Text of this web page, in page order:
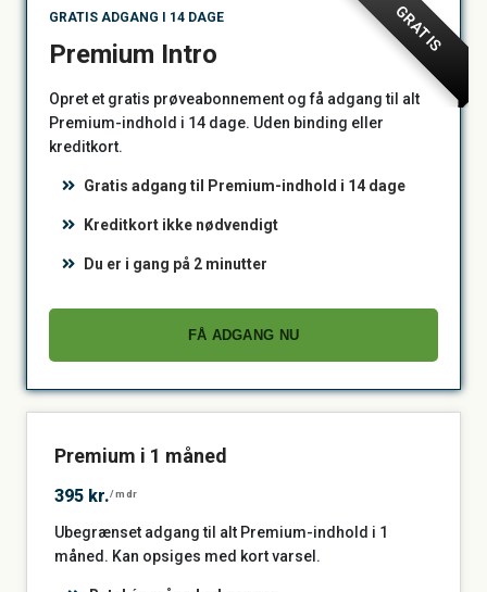
GRATIS
GRATIS ADGANG I 14 DAGE
Premium Intro
Opret et gratis prøveabonnement og få adgang til alt
Premium-indhold i 14 dage. Uden binding eller
kreditkort.
Gratis adgang til Premium-indhold i 14 dage
Kreditkort ikke nødvendigt
Du er i gang på 2 minutter
FÅ ADGANG NU
Premium i 1 måned
395 kr./mdr
Ubegrænset adgang til alt Premium-indhold i 1
måned. Kan opsiges med kort varsel.